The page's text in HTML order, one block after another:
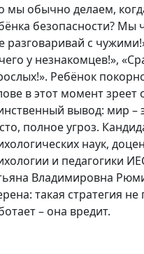
мы обычно делаем,
безопасности? Мы
разговаривай с
у незнакомцев!»,
Ребёнок
в этот момент зреет
вывод: мир –
полное угроз.
наук,
и педагогики
Владимировна
такая стратегия
– она вредит.